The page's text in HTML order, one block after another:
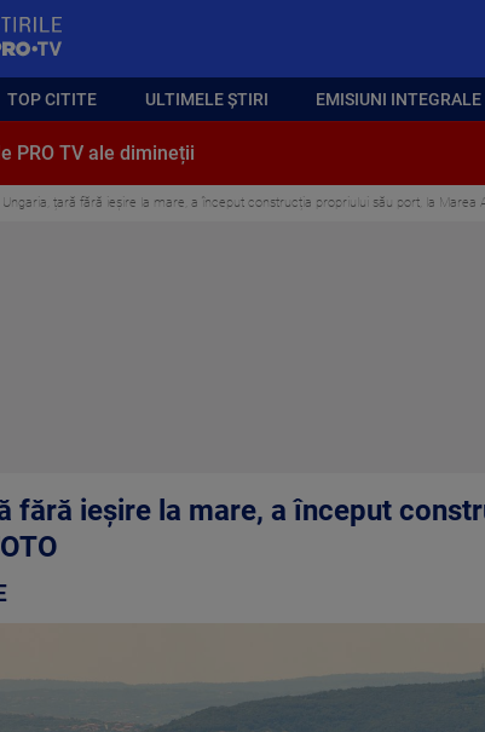
TOP CITITE ULTIMELE ȘTIRI EMISIUNI INTEGRALE
PRO TV ale dimineții
Ungaria, țară fără ieșire la mare, a început construcția propriului său port, la Marea
fără ieșire la mare, a început